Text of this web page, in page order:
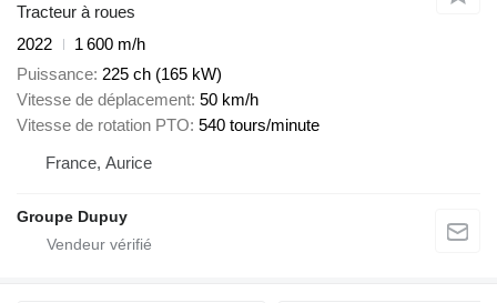
Tracteur à roues
2022
1 600 m/h
Puissance 225 ch (165 kW)
Vitesse de déplacement 50 km/h
Vitesse de rotation PTO 540 tours/minute
France, Aurice
Groupe Dupuy